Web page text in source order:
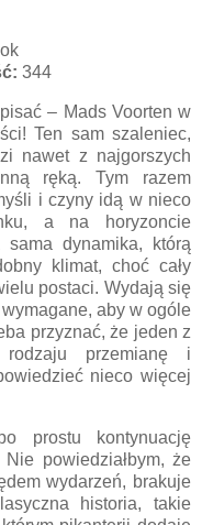
344
– Mads Voorten w
Ten sam szaleniec,
nawet z najgorszych
ręką. Tym razem
i czyny idą w nieco
a na horyzoncie
dynamika, którą
klimat, choć cały
postaci. Wydają się
aby w ogóle
przyznać, że jeden z
rodzaju przemianę i
nieco więcej
prostu kontynuację
powiedziałbym, że
wydarzeń, brakuje
historia, takie